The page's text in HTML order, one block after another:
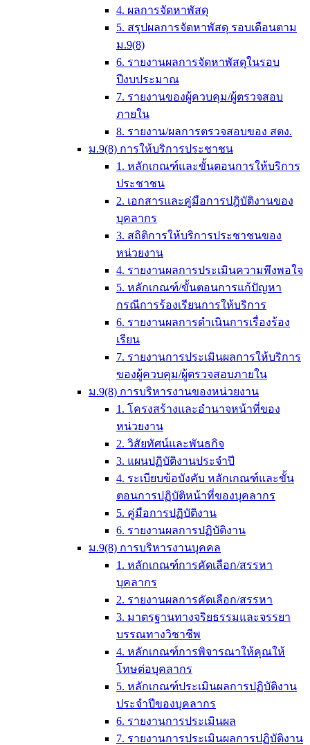
4. ผลการจัดหาพัสดุ
5. สรุปผลการจัดหาพัสดุ รอบเดือนตาม
ม.9(8)
6. รายงานผลการจัดหาพัสดุในรอบ
ปีงบประมาณ
7. รายงานของผู้ควบคุม/ผู้ตรวจสอบ
ภายใน
8. รายงาน/ผลการตรวจสอบของ สตง.
ม.9(8) การให้บริการประชาชน
1. หลักเกณฑ์และขั้นตอนการให้บริการ
ประชาชน
2. เอกสารและคู่มือการปฎิบัติงานของ
บุคลากร
3. สถิติการให้บริการประชาชนของ
หน่วยงาน
4. รายงานผลการประเมินความพึงพอใจ
5. หลักเกณฑ์/ขั้นตอนการแก้ปัญหา
กรณีการร้องเรียนการให้บริการ
6. รายงานผลการดำเนินการเรื่องร้อง
เรียน
7. รายงานการประเมินผลการให้บริการ
ของผู้ควบคุม/ผู้ตรวจสอบภายใน
ม.9(8) การบริหารงานของหน่วยงาน
1. โครงสร้างและอำนาจหน้าที่ของ
หน่วยงาน
2. วิสัยทัศน์และพันธกิจ
3. แผนปฏิบัติงานประจำปี
4. ระเบียบข้อบังคับ หลักเกณฑ์และขั้น
ตอนการปฏิบัติหน้าที่ของบุคลากร
5. คู่มือการปฏิบัติงาน
6. รายงานผลการปฏิบัติงาน
ม.9(8) การบริหารงานบุคคล
1. หลักเกณฑ์การคัดเลือก/สรรหา
บุคลากร
2. รายงานผลการคัดเลือก/สรรหา
3. มาตรฐานทางจริยธรรมและจรรยา
บรรณทางวิชาชีพ
4. หลักเกณฑ์การพิจารณาให้คุณให้
โทษต่อบุคลากร
5. หลักเกณฑ์ประเมินผลการปฏิบัติงาน
ประจำปีของบุคลากร
6. รายงานการประเมินผล
7. รายงานการประเมินผลการปฏิบัติงาน